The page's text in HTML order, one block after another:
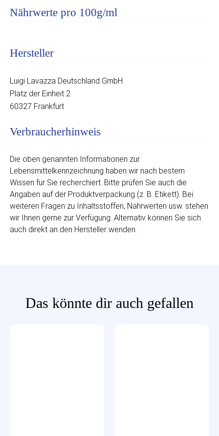
Nährwerte pro 100g/ml
Hersteller
Luigi Lavazza Deutschland GmbH
Platz der Einheit 2
60327 Frankfurt
Verbraucherhinweis
Die oben genannten Informationen zur
Lebensmittelkennzeichnung haben wir nach bestem
Wissen für Sie recherchiert. Bitte prüfen Sie auch die
Angaben auf der Produktverpackung (z. B. Etikett). Bei
weiteren Fragen zu Inhaltsstoffen, Nährwerten usw. stehen
wir Ihnen gerne zur Verfügung. Alternativ können Sie sich
auch direkt an den Hersteller wenden.
Das könnte dir auch gefallen